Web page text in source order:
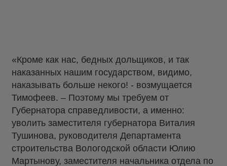
«Кроме как нас, бедных дольщиков, и так
наказанных нашим государством, видимо,
наказывать больше некого! - возмущается
Тимофеев. – Поэтому мы требуем от
Губернатора справедливости, а именно:
уволить заместителя губернатора Виталия
Тушинова, руководителя Департамента
строительства Вологодской области Юлию
Мартынову, заместителя начальника отдела по